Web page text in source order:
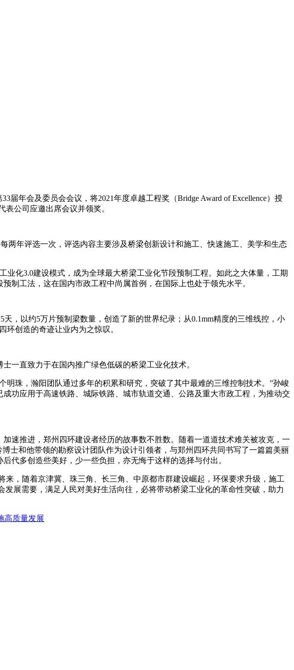
届年会及委员会会议，将2021年度卓越工程奖（Bridge Award of Excellence）授
表公司应邀出席会议并领奖。
两年评选一次，评选内容主要涉及桥梁创新设计和施工、快速施工、美学和生态
化3.0建设模式，成为全球最大桥梁工业化节段预制工程。如此之大体量，工期
制工法，这在国内市政工程中尚属首例，在国际上也处于领先水平。
，以约5万片预制梁数量，创造了新的世界纪录；从0.1mm精度的三维线控，小
创造的奇迹让业内为之惊叹。
一直致力于在国内推广绿色低碳的桥梁工业化技术。
珠，瀚阳团队通过多年的积累和研究，突破了其中最难的三维控制技术。”孙峻
功应用于高速铁路、城际铁路、城市轨道交通、公路及重大市政工程，为推动交
速推进，郑州四环建设者经历的故事数不胜数。随着一道道技术难关被攻克，一
士和他带领的勘察设计团队作为设计引领者，与郑州四环共同书写了一篇篇美丽
代多创造些美好，少一些负担，亦无悔于这样的选择与付出。
，随着京津冀、珠三角、长三角、中原都市群建设崛起，环保要求升级，施工
展需要，满足人民对美好生活向往，必将带动桥梁工业化的革命性突破，助力
高质量发展